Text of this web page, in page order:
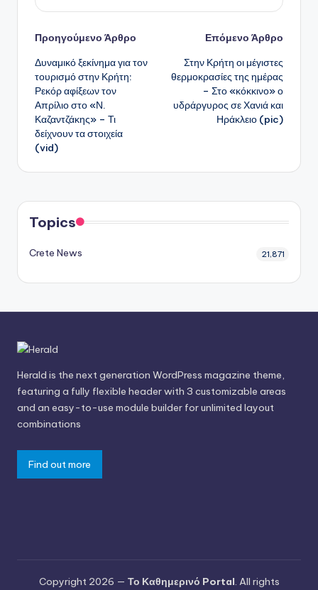
Πλοήγηση
δημοσιεύσεων
Προηγούμενο Άρθρο
Δυναμικό ξεκίνημα για τον
τουρισμό στην Κρήτη:
Ρεκόρ αφίξεων τον
Απρίλιο στο «Ν.
Καζαντζάκης» – Τι
δείχνουν τα στοιχεία
(vid)
Επόμενο Άρθρο
Στην Κρήτη οι μέγιστες
θερμοκρασίες της ημέρας
– Στο «κόκκινο» ο
υδράργυρος σε Χανιά και
Ηράκλειο (pic)
Topics
Crete News 21,871
Herald is the next generation WordPress magazine theme,
featuring a fully flexible header with 3 customizable areas
and an easy-to-use module builder for unlimited layout
combinations
Find out more
Copyright 2026 — Το Καθημερινό Portal. All rights